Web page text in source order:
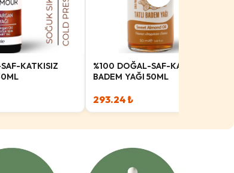
KATKISIZ
%100 DOĞAL-SAF-KATKISIZ
BADEM YAĞI 50ML
293.24 ₺